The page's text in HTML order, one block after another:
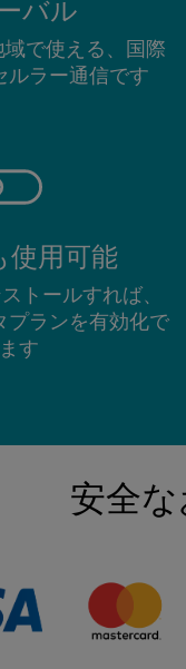
バル
で使える、国際
ルラー通信です
使用可能
トールすれば、
プランを有効化で
す
安全